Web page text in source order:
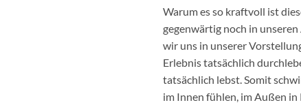
Warum es so kraftvoll ist
gegenwärtig noch in
wir uns in unserer
Erlebnis tatsächlich
tatsächlich lebst. Somit
im Innen fühlen, im Außen in